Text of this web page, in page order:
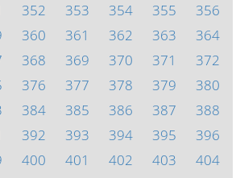
352 353 354 355
356
360 361 362 363
364
368 369 370 371
372
376 377 378 379
380
384 385 386 387
388
392 393 394 395
396
400 401 402 403
404